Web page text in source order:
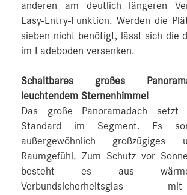
anderen am deutlich längeren
Easy-Entry-Funktion. Werden die
sieben nicht benötigt, lässt sich die
im Ladeboden versenken.
Schaltbares großes
leuchtendem Sternenhimmel
Das große Panoramadach setzt
Standard im Segment. Es
außergewöhnlich großzügiges
Raumgefühl. Zum Schutz vor
besteht es aus